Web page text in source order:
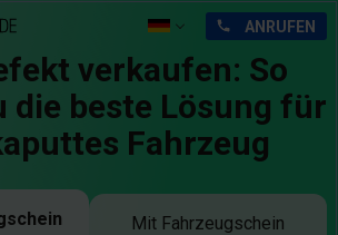
verkaufen: So
die beste Lösung für
Fahrzeug
Mit Fahrzeugschein